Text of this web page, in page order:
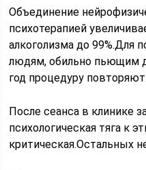
Объединение
психотерапией
алкоголизма до 99%.Для
людям, обильно пьющим
год процедуру повторяют.
После сеанса в клинике
психологическая тяга к
критическая.Остальных